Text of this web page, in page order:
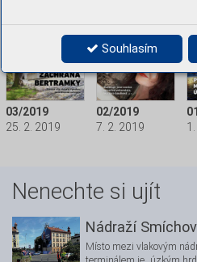
Souhlasím
03/2019
25. 2. 2019
02/2019
7. 2. 2019
Nenechte si ujít
Nádraží
Místo mezi vlakovým